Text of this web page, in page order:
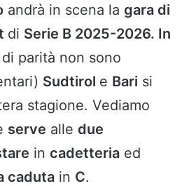
andrà in scena la gara di
di Serie B 2025-2026. In
parità non sono
Sudtirol e Bari si
stagione. Vediamo
serve alle due
in cadetteria ed
caduta in C.